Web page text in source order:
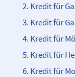
Kredit für
Kredit für
Kredit für
Kredit für
Kredit für